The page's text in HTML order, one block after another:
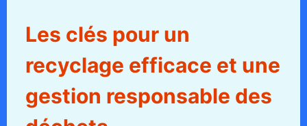
Les clés pour un
recyclage efficace et une
gestion responsable des